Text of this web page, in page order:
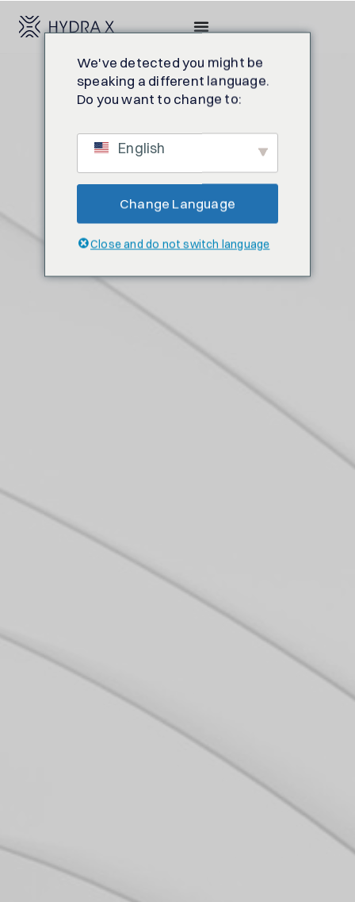
We've detected you might be
speaking a different language.
Do you want to change to:
English
Change Language
Close and do not switch language